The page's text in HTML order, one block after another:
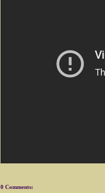
0 Comments: